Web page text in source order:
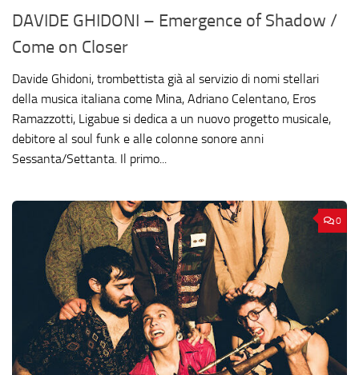
DAVIDE GHIDONI – Emergence of Shadow /
Come on Closer
Davide Ghidoni, trombettista già al servizio di nomi stellari
della musica italiana come Mina, Adriano Celentano, Eros
Ramazzotti, Ligabue si dedica a un nuovo progetto musicale,
debitore al soul funk e alle colonne sonore anni
Sessanta/Settanta. Il primo...
0